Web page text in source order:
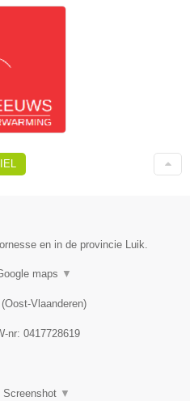
en in de provincie Luik.
maps ▼
(Oost-Vlaanderen)
nr: 0417728619
Screenshot ▼